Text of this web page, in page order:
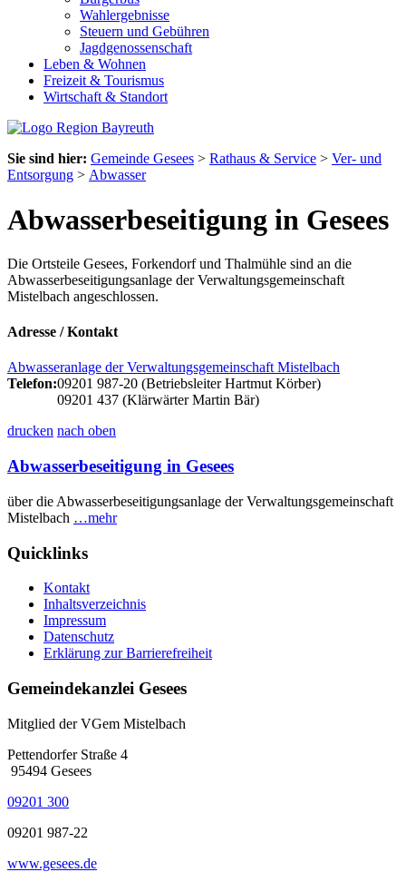
Wahlergebnisse
Steuern und Gebühren
Jagdgenossenschaft
Leben & Wohnen
Freizeit & Tourismus
Wirtschaft & Standort
Sie sind hier: Gemeinde Gesees > Rathaus & Service > Ver- und
Entsorgung > Abwasser
Abwasserbeseitigung in Gesees
Die Ortsteile Gesees, Forkendorf und Thalmühle sind an die
Abwasserbeseitigungsanlage der Verwaltungsgemeinschaft
Mistelbach angeschlossen.
Adresse / Kontakt
Abwasseranlage der Verwaltungsgemeinschaft Mistelbach
Telefon:09201 987-20 (Betriebsleiter Hartmut Körber)
09201 437 (Klärwärter Martin Bär)
drucken nach oben
Abwasserbeseitigung in Gesees
über die Abwasserbeseitigungsanlage der Verwaltungsgemeinschaft
Mistelbach …mehr
Quicklinks
Kontakt
Inhaltsverzeichnis
Impressum
Datenschutz
Erklärung zur Barrierefreiheit
Gemeindekanzlei Gesees
Mitglied der VGem Mistelbach
Pettendorfer Straße 4
95494 Gesees
09201 300
09201 987-22
www.gesees.de